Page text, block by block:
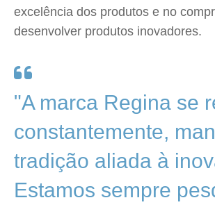
excelência dos produtos e no
desenvolver produtos inovadores.
"A marca Regina se
constantemente,
tradição aliada à
Estamos sempre